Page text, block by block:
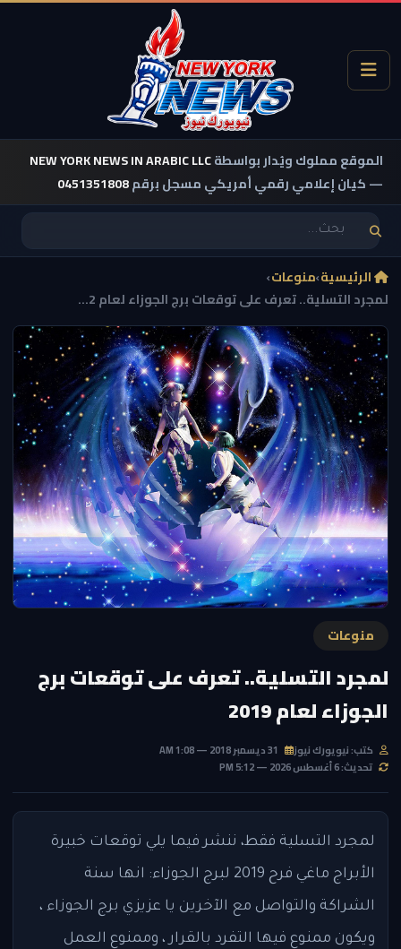
الموقع مملوك ويُدار بواسطةNEW YORK NEWS IN ARABIC LLC
— كيان إعلامي رقمي أمريكي مسجل برقم0451351808
الرئيسية›منوعات›
لمجرد التسلية.. تعرف على توقعات برج الجوزاء لعام 2...
منوعات
لمجرد التسلية.. تعرف على توقعات برج
الجوزاء لعام 2019
كتب: نيويورك نيوز
تحديث: 6 أغسطس 2026 — 5:12 PM
لمجرد التسلية فقط، ننشر فيما يلي توقعات خبيرة
الأبراج ماغي فرح 2019 لبرج الجوزاء: انها سنة
الشراكة والتواصل مع الآخرين يا عزيزي برج الجوزاء ،
ويكون ممنوع فيها التفرد بالقرار ، وممنوع العمل